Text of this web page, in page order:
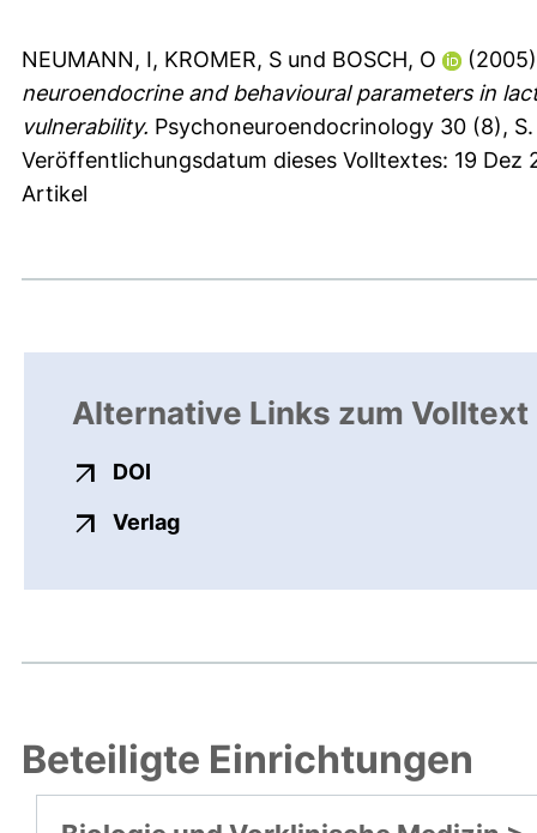
NEUMANN, I, KROMER, S und BOSCH, O
neuroendocrine and behavioural parameters in
vulnerability. Psychoneuroendocrinology 30 (8),
Veröffentlichungsdatum dieses Volltextes: 19 Dez
Artikel
Alternative Links zum Volltext
DOI
Verlagexterner Link, öffnet neues
Beteiligte Einrichtungen